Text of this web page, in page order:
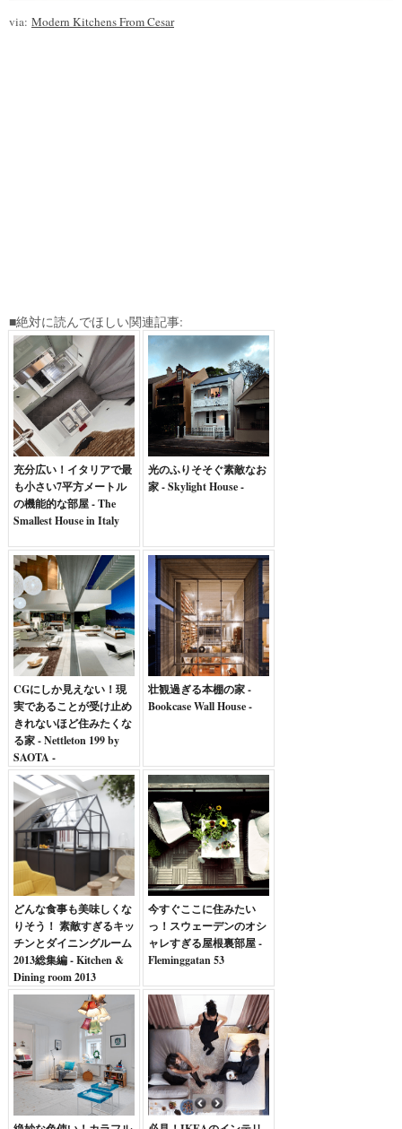
via: Modern Kitchens From Cesar
■絶対に読んでほしい関連記事:
充分広い！イタリアで最
も小さい7平方メートル
の機能的な部屋 - The
Smallest House in Italy
光のふりそそぐ素敵なお
家 - Skylight House -
CGにしか見えない！現
実であることが受け止め
きれないほど住みたくな
る家 - Nettleton 199 by
SAOTA -
壮観過ぎる本棚の家 -
Bookcase Wall House -
どんな食事も美味しくな
りそう！ 素敵すぎるキッ
チンとダイニングルーム
2013総集編 - Kitchen &
Dining room 2013
今すぐここに住みたい
っ！スウェーデンのオシ
ャレすぎる屋根裏部屋 -
Fleminggatan 53